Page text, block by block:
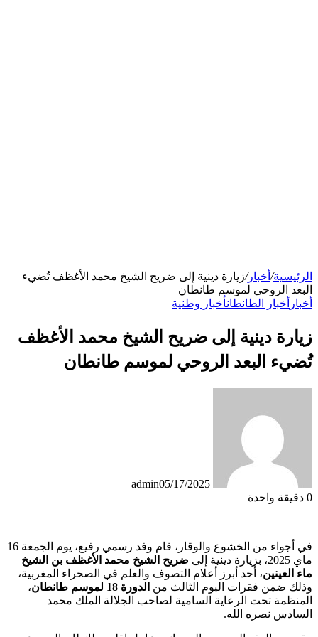
الرئيسية/ أخبار/زيارة دينية إلى ضريح الشيخ محمد الأغظف تُضيء
البعد الروحي لموسم طانطان
أخبار أخبار الطانطانأخبار وطنية
زيارة دينية إلى ضريح الشيخ محمد الأغظف
تُضيء البعد الروحي لموسم طانطان
admin05/17/2025
0 دقيقة واحدة
في أجواء من الخشوع والوقار، قام وفد رسمي رفيع، يوم الجمعة 16
ماي 2025، بزيارة دينية إلى
ضريح الشيخ محمد الأغظف بن الشيخ
ماء العينين، أحد أبرز أعلام التصوف والعلم في الصحراء المغربية،
وذلك ضمن فقرات اليوم الثالث من الدورة 18 لموسم طانطان
،
المنظمة تحت الرعاية السامية لصاحب الجلالة الملك محمد
السادس نصره الله.